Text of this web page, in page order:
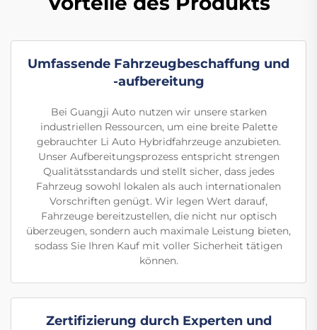
Umfassende Fahrzeugbeschaffung und
-aufbereitung
Bei Guangji Auto nutzen wir unsere starken
industriellen Ressourcen, um eine breite Palette
gebrauchter Li Auto Hybridfahrzeuge anzubieten.
Unser Aufbereitungsprozess entspricht strengen
Qualitätsstandards und stellt sicher, dass jedes
Fahrzeug sowohl lokalen als auch internationalen
Vorschriften genügt. Wir legen Wert darauf,
Fahrzeuge bereitzustellen, die nicht nur optisch
überzeugen, sondern auch maximale Leistung bieten,
sodass Sie Ihren Kauf mit voller Sicherheit tätigen
können.
Zertifizierung durch Experten und